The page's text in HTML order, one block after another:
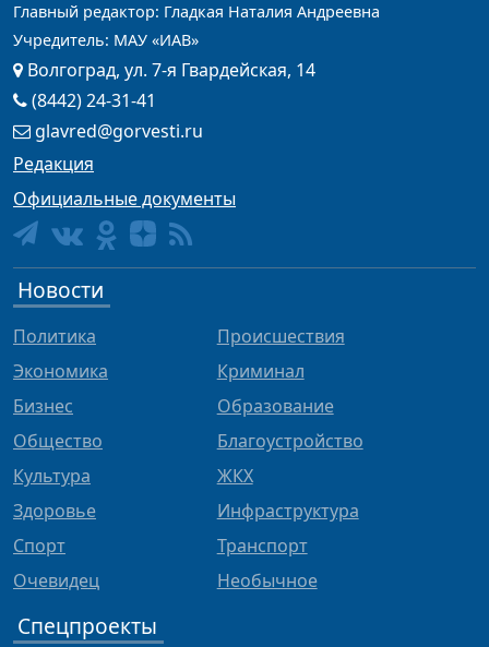
Главный редактор: Гладкая Наталия Андреевна
Учредитель: МАУ «ИАВ»
Волгоград, ул. 7-я Гвардейская, 14
(8442) 24-31-41
glavred@gorvesti.ru
Редакция
Официальные документы
Новости
Политика
Экономика
Бизнес
Общество
Культура
Здоровье
Спорт
Очевидец
Происшествия
Криминал
Образование
Благоустройство
ЖКХ
Инфраструктура
Транспорт
Необычное
Спецпроекты